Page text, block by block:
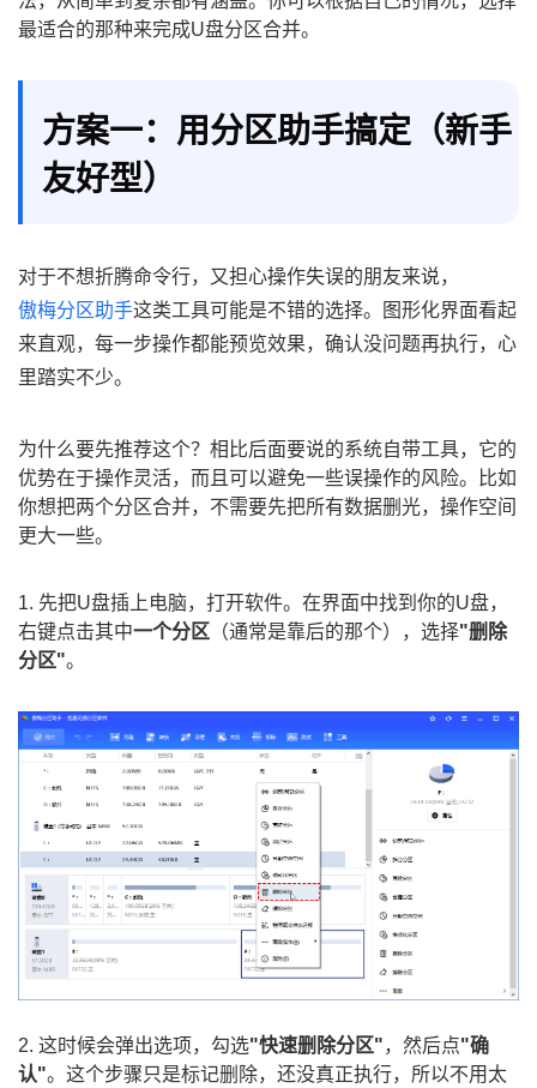
最适合的那种来完成U盘分区合并。
方案一：用分区助手搞定（新手
友好型）
对于不想折腾命令行，又担心操作失误的朋友来说，
傲梅分区助手这类工具可能是不错的选择。图形化界面看起
来直观，每一步操作都能预览效果，确认没问题再执行，心
里踏实不少。
为什么要先推荐这个？相比后面要说的系统自带工具，它的
优势在于操作灵活，而且可以避免一些误操作的风险。比如
你想把两个分区合并，不需要先把所有数据删光，操作空间
更大一些。
1. 先把U盘插上电脑，打开软件。在界面中找到你的U盘，
右键点击其中一个分区 （通常是靠后的那个），选择"删除
分区"。
2. 这时候会弹出选项，勾选"快速删除分区"，然后点"确
认"。这个步骤只是标记删除，还没真正执行，所以不用太